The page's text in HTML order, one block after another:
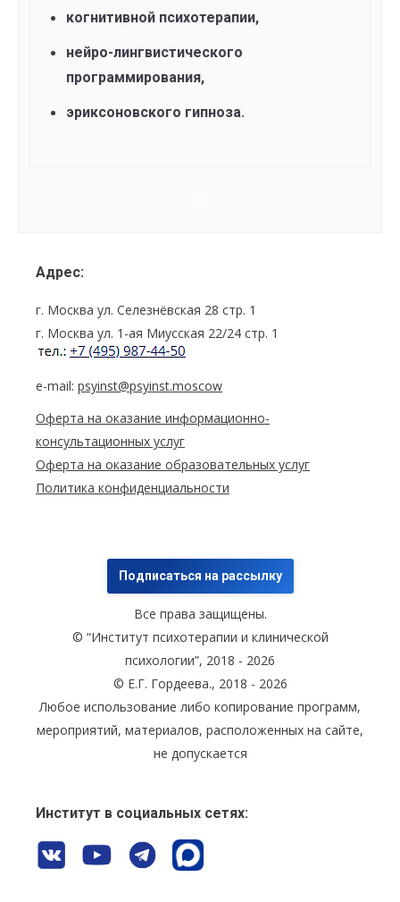
когнитивной психотерапии,
нейро-лингвистического
программирования,
эриксоновского гипноза.
Адрес:
г. Москва ул. Селезнёвская 28 стр. 1
г. Москва ул. 1-ая Миусская 22/24 стр. 1
e-mail: psyinst@psyinst.moscow
Оферта на оказание информационно-
консультационных услуг
Оферта на оказание образовательных услуг
Политика конфиденциальности
Подписаться на рассылку
Все права защищены.
© “Институт психотерапии и клинической
психологии”, 2018 - 2026
© Е.Г. Гордеева., 2018 - 2026
Любое использование либо копирование программ,
мероприятий, материалов, расположенных на сайте,
не допускается
Институт в социальных сетях: